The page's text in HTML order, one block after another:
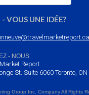
VOUS UNE IDÉE?
- NOUS
Report
St. Suite 6060 Toronto,
Group Inc. Company All Rights